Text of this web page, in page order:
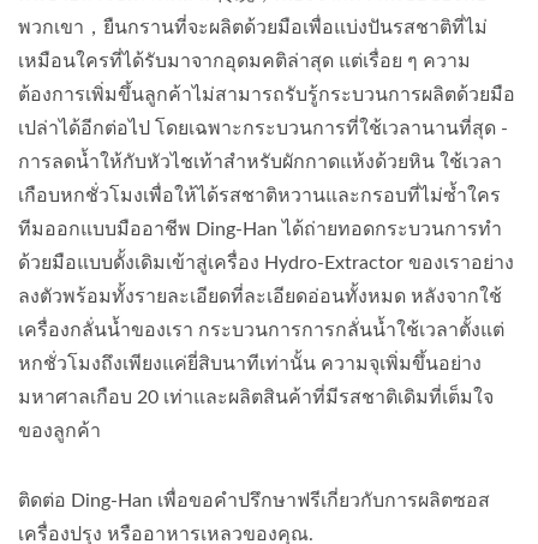
พวกเขา，ยืนกรานที่จะผลิตด้วยมือเพื่อแบ่งปันรสชาติที่ไม่
เหมือนใครที่ได้รับมาจากอุดมคติล่าสุด แต่เรื่อย ๆ ความ
ต้องการเพิ่มขึ้นลูกค้าไม่สามารถรับรู้กระบวนการผลิตด้วยมือ
เปล่าได้อีกต่อไป โดยเฉพาะกระบวนการที่ใช้เวลานานที่สุด -
การลดน้ำให้กับหัวไชเท้าสำหรับผักกาดแห้งด้วยหิน ใช้เวลา
เกือบหกชั่วโมงเพื่อให้ได้รสชาติหวานและกรอบที่ไม่ซ้ำใคร
ทีมออกแบบมืออาชีพ Ding-Han ได้ถ่ายทอดกระบวนการทำ
ด้วยมือแบบดั้งเดิมเข้าสู่เครื่อง Hydro-Extractor ของเราอย่าง
ลงตัวพร้อมทั้งรายละเอียดที่ละเอียดอ่อนทั้งหมด หลังจากใช้
เครื่องกลั่นน้ำของเรา กระบวนการการกลั่นน้ำใช้เวลาตั้งแต่
หกชั่วโมงถึงเพียงแค่ยี่สิบนาทีเท่านั้น ความจุเพิ่มขึ้นอย่าง
มหาศาลเกือบ 20 เท่าและผลิตสินค้าที่มีรสชาติเดิมที่เต็มใจ
ของลูกค้า
ติดต่อ Ding-Han เพื่อขอคำปรึกษาฟรีเกี่ยวกับการผลิตซอส
เครื่องปรุง หรืออาหารเหลวของคุณ.